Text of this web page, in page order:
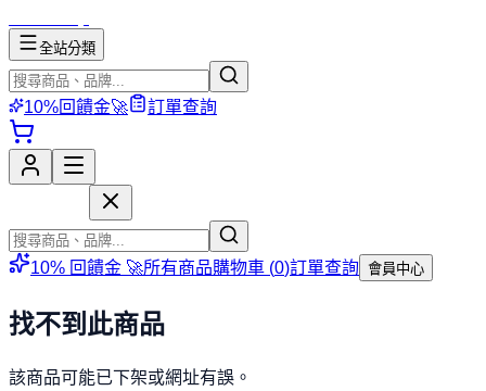
全站分類
10%回饋金🚀 訂單查詢
10% 回饋金 🚀所有商品購物車 (0)訂單查詢 會員中心
找不到此商品
該商品可能已下架或網址有誤。